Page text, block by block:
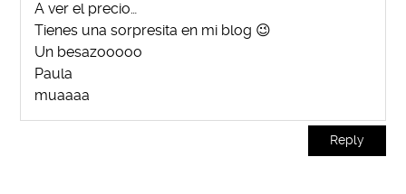
A ver el precio…
Tienes una sorpresita en mi blog 😉
Un besazooooo
Paula
muaaaa
Reply